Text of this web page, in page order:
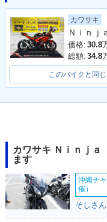
KRT Edition・カラ
ーチェンジ
0
カワサキ
価格: 30.8
総額: 34.8
このバイクと同
カワサキ Ｎｉｎｊ
ます
沖縄チ
催）
そしさ